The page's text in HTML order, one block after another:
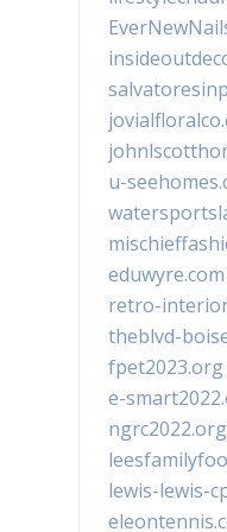
u-
eduwyre.com
retro-
theblvd-
fpet2023.org
e-
ngrc2022.org
lewis-lewis-